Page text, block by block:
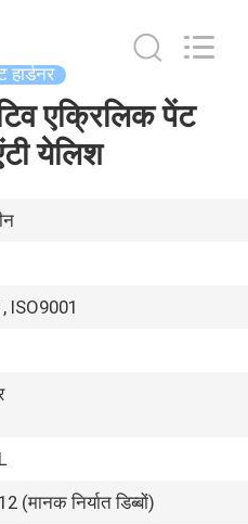
हार्डनर
एक्रिलिक पेंट
येलिश
ISO9001
(मानक निर्यात डिब्बों)